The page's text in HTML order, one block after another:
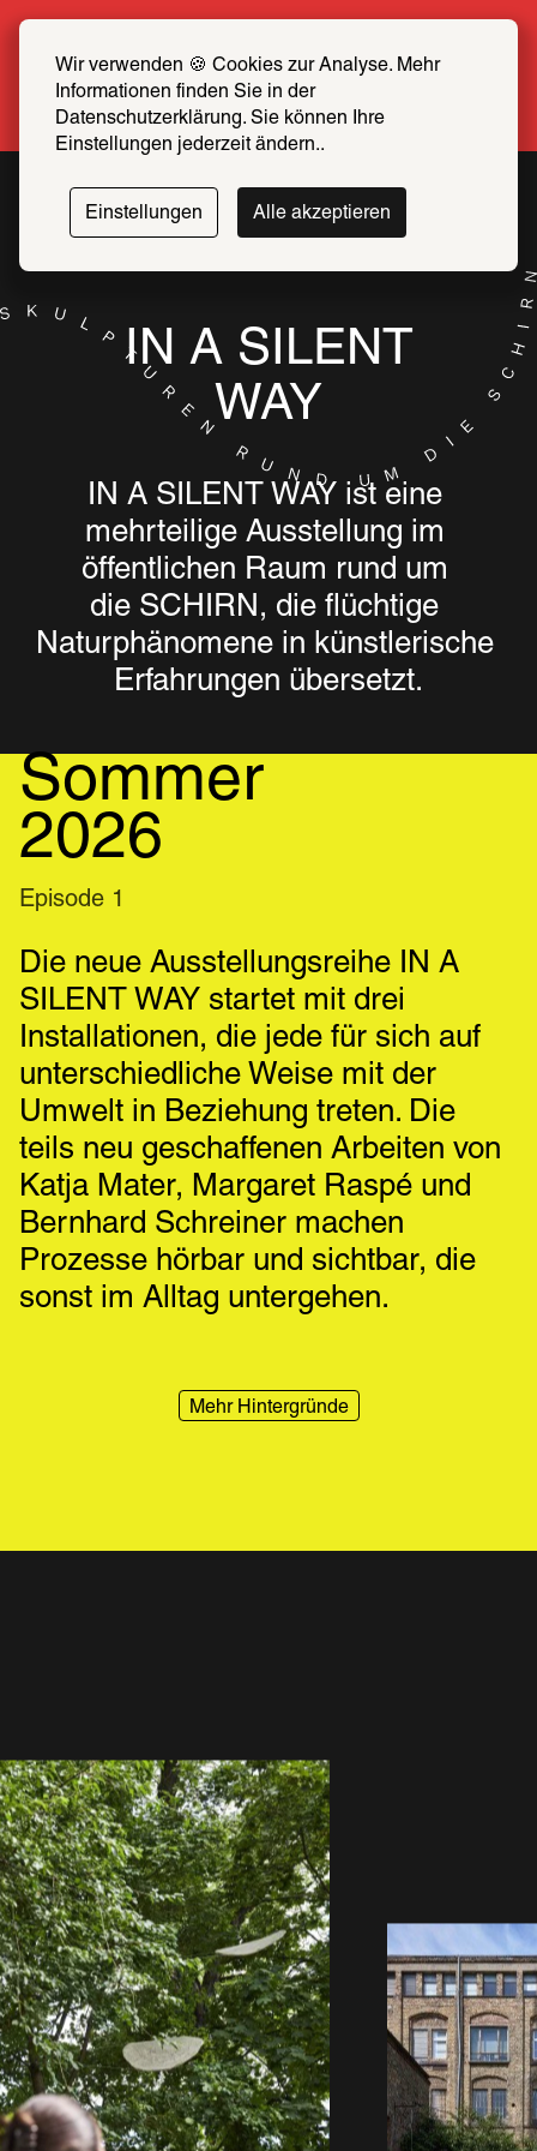
Wir verwenden 🍪 Cookies zur Analyse. Mehr
Informationen finden Sie in der
Datenschutzerklärung. Sie können Ihre
Einstellungen jederzeit ändern..
Einstellungen Alle akzeptieren
SCHIRN FREUND*IN werden
Mehr erfahren
IN A SILENT
WAY
IN A SILENT WAY ist eine
mehrteilige Ausstellung im
öffentlichen Raum rund um
die SCHIRN, die flüchtige
Naturphänomene in künstlerische
Erfahrungen übersetzt.
Sommer
2026
Episode 1
Die neue Ausstellungsreihe IN A
SILENT WAY startet mit drei
Installationen, die jede für sich auf
unterschiedliche Weise mit der
Umwelt in Beziehung treten. Die
teils neu geschaffenen Arbeiten von
Katja Mater, Margaret Raspé und
Bernhard Schreiner machen
Prozesse hörbar und sichtbar, die
sonst im Alltag untergehen.
Mehr Hintergründe